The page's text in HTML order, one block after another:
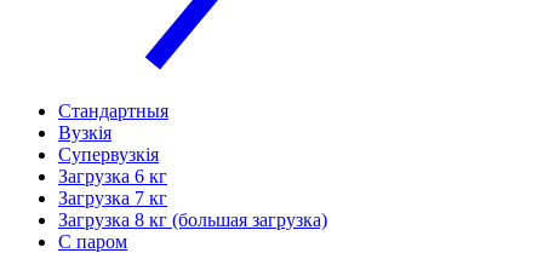
Стандартныя
Вузкія
Супервузкія
Загрузка 6 кг
Загрузка 7 кг
Загрузка 8 кг (большая загрузка)
С паром